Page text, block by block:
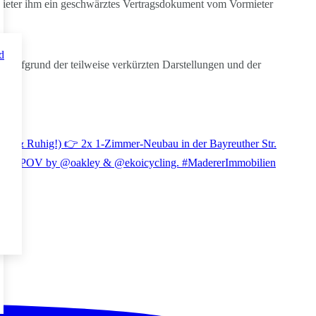
ihm ein geschwärztes Vertragsdokument vom Vormieter
Aufgrund der teilweise verkürzten Darstellungen und der